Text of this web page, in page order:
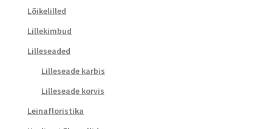
Lõikelilled
Lillekimbud
Lilleseaded
Lilleseade karbis
Lilleseade korvis
Leinafloristika